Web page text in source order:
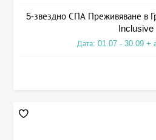
5-звездно СПА Преживяване в
Inclusive
Дата: 01.07 - 30.09 +